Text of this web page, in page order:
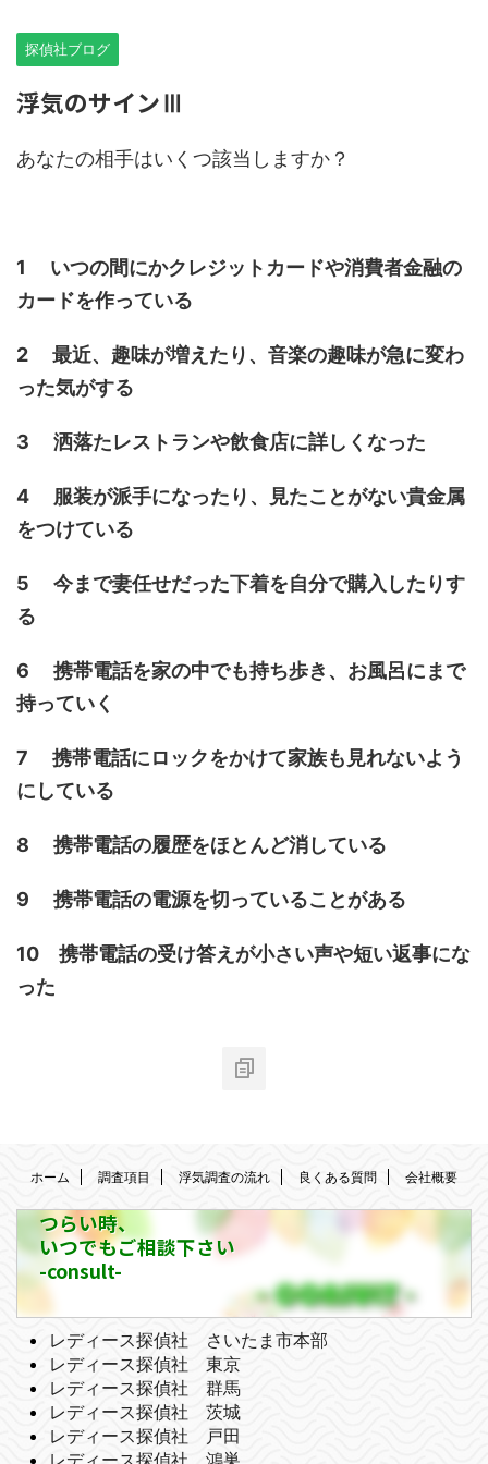
探偵社ブログ
浮気のサインⅢ
あなたの相手はいくつ該当しますか？
1 いつの間にかクレジットカードや消費者金融の
カードを作っている
2 最近、趣味が増えたり、音楽の趣味が急に変わ
った気がする
3 洒落たレストランや飲食店に詳しくなった
4 服装が派手になったり、見たことがない貴金属
をつけている
5 今まで妻任せだった下着を自分で購入したりす
る
6 携帯電話を家の中でも持ち歩き、お風呂にまで
持っていく
7 携帯電話にロックをかけて家族も見れないよう
にしている
8 携帯電話の履歴をほとんど消している
9 携帯電話の電源を切っていることがある
10 携帯電話の受け答えが小さい声や短い返事にな
った
ホーム 調査項目 浮気調査の流れ 良くある質問 会社概要
つらい時、
いつでもご相談下さい
-consult-
レディース探偵社 さいたま市本部
レディース探偵社 東京
レディース探偵社 群馬
レディース探偵社 茨城
レディース探偵社 戸田
レディース探偵社 鴻巣